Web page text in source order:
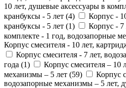
10 лет, душевые аксессуары в
кранбуксы - 5 лет (4)
Корпус -
кранбуксы - 5 лет (1)
Корпус - 7
комплекте - 1 год, водозапорные
Корпус смесителя - 10 лет,
Корпус смесителя - 7 лет,
года (1)
Корпус смесителя – 10
механизмы – 5 лет (59)
Корпус
водозапорные механизмы – 5 лет,